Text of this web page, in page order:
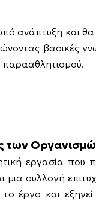
ανάπτυξη και
βασικές
παρααθλητισμού.
των
εργασία που
συλλογή
έργο και